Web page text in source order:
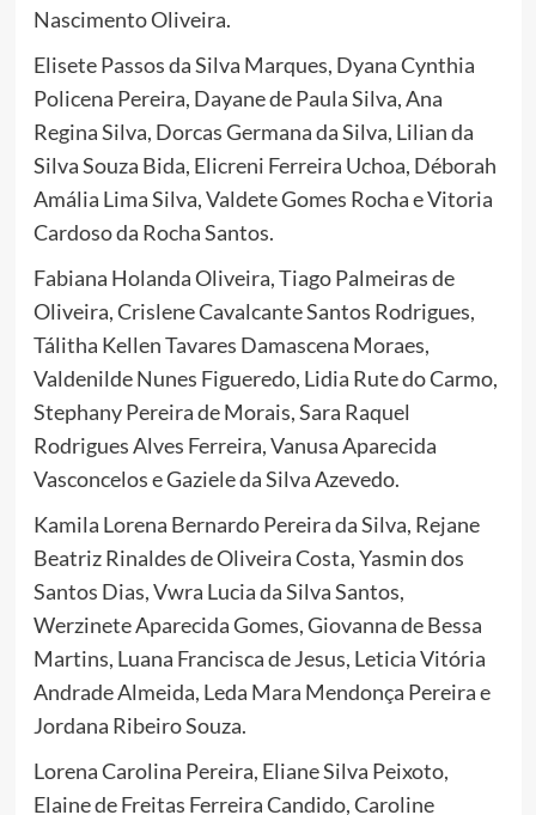
Nascimento Oliveira.
Elisete Passos da Silva Marques, Dyana Cynthia
Policena Pereira, Dayane de Paula Silva, Ana
Regina Silva, Dorcas Germana da Silva, Lilian da
Silva Souza Bida, Elicreni Ferreira Uchoa, Déborah
Amália Lima Silva, Valdete Gomes Rocha e Vitoria
Cardoso da Rocha Santos.
Fabiana Holanda Oliveira, Tiago Palmeiras de
Oliveira, Crislene Cavalcante Santos Rodrigues,
Tálitha Kellen Tavares Damascena Moraes,
Valdenilde Nunes Figueredo, Lidia Rute do Carmo,
Stephany Pereira de Morais, Sara Raquel
Rodrigues Alves Ferreira, Vanusa Aparecida
Vasconcelos e Gaziele da Silva Azevedo.
Kamila Lorena Bernardo Pereira da Silva, Rejane
Beatriz Rinaldes de Oliveira Costa, Yasmin dos
Santos Dias, Vwra Lucia da Silva Santos,
Werzinete Aparecida Gomes, Giovanna de Bessa
Martins, Luana Francisca de Jesus, Leticia Vitória
Andrade Almeida, Leda Mara Mendonça Pereira e
Jordana Ribeiro Souza.
Lorena Carolina Pereira, Eliane Silva Peixoto,
Elaine de Freitas Ferreira Candido, Caroline